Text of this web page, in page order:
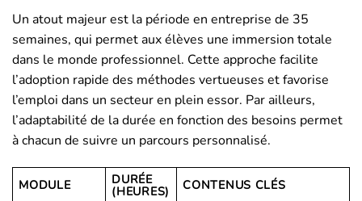
Un atout majeur est la période en entreprise de 35
semaines, qui permet aux élèves une immersion totale
dans le monde professionnel. Cette approche facilite
l’adoption rapide des méthodes vertueuses et favorise
l’emploi dans un secteur en plein essor. Par ailleurs,
l’adaptabilité de la durée en fonction des besoins permet
à chacun de suivre un parcours personnalisé.
MODULE DURÉE
(HEURES) CONTENUS CLÉS